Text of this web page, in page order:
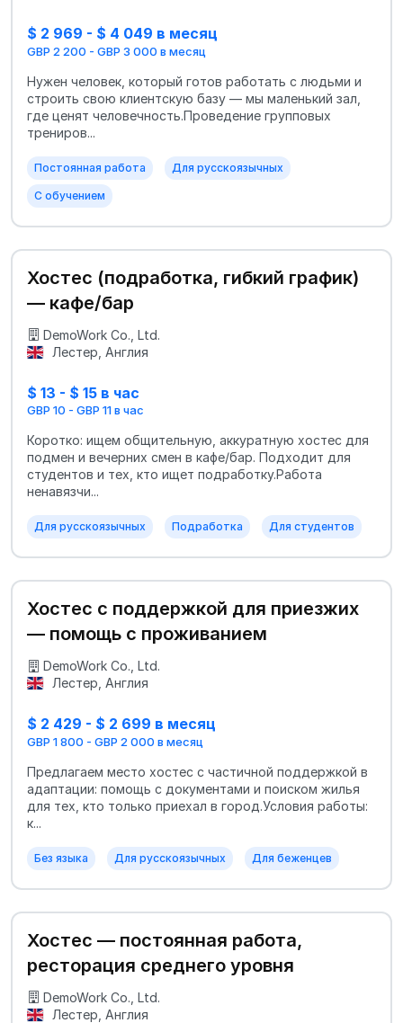
$ 2 969 - $ 4 049 в месяц
GBP 2 200 - GBP 3 000 в месяц
Нужен человек, который готов работать с людьми и
строить свою клиентскую базу — мы маленький зал,
где ценят человечность.Проведение групповых
трениров...
Постоянная работа Для русскоязычных
С обучением
Хостес (подработка, гибкий график)
— кафе/бар
DemoWork Co., Ltd.
Лестер, Англия
$ 13 - $ 15 в час
GBP 10 - GBP 11 в час
Коротко: ищем общительную, аккуратную хостес для
подмен и вечерних смен в кафе/бар. Подходит для
студентов и тех, кто ищет подработку.Работа
ненавязчи...
Для русскоязычных Подработка Для студентов
Хостес с поддержкой для приезжих
— помощь с проживанием
DemoWork Co., Ltd.
Лестер, Англия
$ 2 429 - $ 2 699 в месяц
GBP 1 800 - GBP 2 000 в месяц
Предлагаем место хостес с частичной поддержкой в
адаптации: помощь с документами и поиском жилья
для тех, кто только приехал в город.Условия работы:
к...
Без языка Для русскоязычных Для беженцев
Хостес — постоянная работа,
ресторация среднего уровня
DemoWork Co., Ltd.
Лестер, Англия